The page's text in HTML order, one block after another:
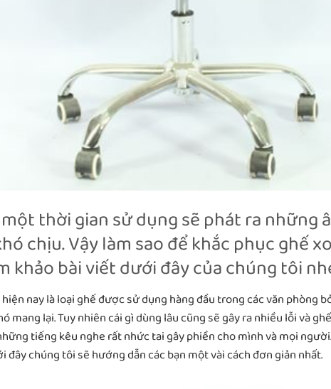
thời gian sử dụng sẽ phát ra những
chịu. Vậy làm sao để khắc phục ghế
khảo bài viết dưới đây của chúng tôi
hiện nay là loại ghế được sử dụng hàng đầu trong các văn phòng
mang lại. Tuy nhiên cái gì dùng lâu cũng sẽ gây ra nhiều lỗi và
tiếng kêu nghe rất nhức tai gây phiền cho mình và mọi
đây chúng tôi sẽ hướng dẫn các bạn một vài cách đơn giản nhất.